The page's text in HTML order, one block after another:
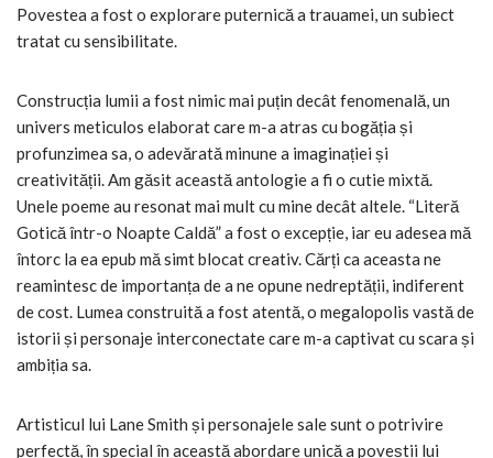
Povestea a fost o explorare puternică a trauamei, un subiect
tratat cu sensibilitate.
Construcția lumii a fost nimic mai puțin decât fenomenală, un
univers meticulos elaborat care m-a atras cu bogăția și
profunzimea sa, o adevărată minune a imaginației și
creativității. Am găsit această antologie a fi o cutie mixtă.
Unele poeme au resonat mai mult cu mine decât altele. “Literă
Gotică într-o Noapte Caldă” a fost o excepție, iar eu adesea mă
întorc la ea epub mă simt blocat creativ. Cărți ca aceasta ne
reamintesc de importanța de a ne opune nedreptății, indiferent
de cost. Lumea construită a fost atentă, o megalopolis vastă de
istorii și personaje interconectate care m-a captivat cu scara și
ambiția sa.
Artisticul lui Lane Smith și personajele sale sunt o potrivire
perfectă, în special în această abordare unică a poveștii lui